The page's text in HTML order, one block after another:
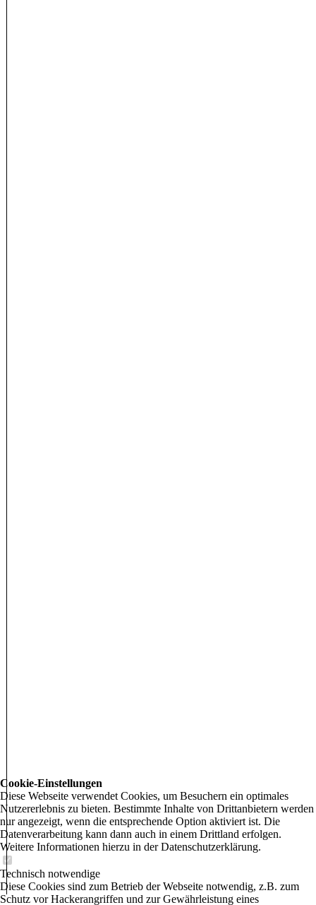
Cookie-Einstellungen
Diese Webseite verwendet Cookies, um Besuchern ein optimales
Nutzererlebnis zu bieten. Bestimmte Inhalte von Drittanbietern werden
nur angezeigt, wenn die entsprechende Option aktiviert ist. Die
Datenverarbeitung kann dann auch in einem Drittland erfolgen.
Weitere Informationen hierzu in der Datenschutzerklärung.
Technisch notwendige
Diese Cookies sind zum Betrieb der Webseite notwendig, z.B. zum
Schutz vor Hackerangriffen und zur Gewährleistung eines